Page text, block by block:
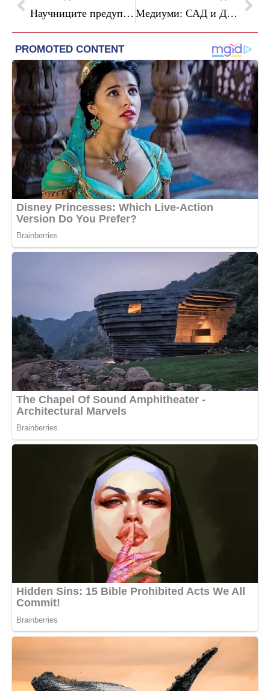
Научниците предупредија за влошување на последиците од климатските промени во текот на претстојното лето Медиуми: САД и Данска преговараат за проширување на американското воено присуство на Гренланд